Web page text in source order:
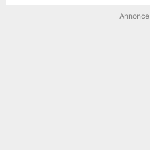
Annonce